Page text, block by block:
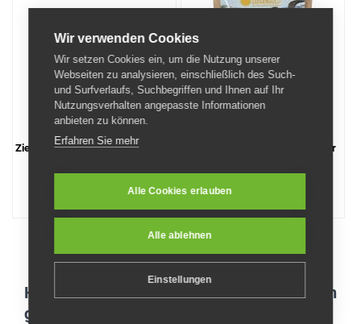
Ziegenvollmilchpulver 500g - 10kg
51,50 €/kg
Premium Ziegenvollmilchpulver
41,04 €/kg
Haben Sie Fragen, oder sind Wünsche offen
geblieben!?
Wir verwenden Cookies
Wir setzen Cookies ein, um die Nutzung unserer
Webseiten zu analysieren, einschließlich des Such-
und Surfverlaufs, Suchbegriffen und Ihnen auf Ihr
Nutzungsverhalten angepasste Informationen
anbieten zu können.
Erfahren Sie mehr
Alle Cookies erlauben
Alle ablehnen
Einstellungen